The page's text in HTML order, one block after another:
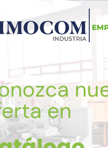
en